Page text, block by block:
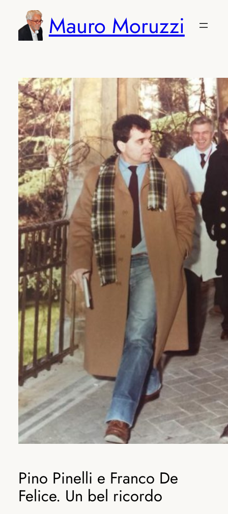
contenuto
Mauro Moruzzi
Pino Pinelli e Franco De
Felice. Un bel ricordo